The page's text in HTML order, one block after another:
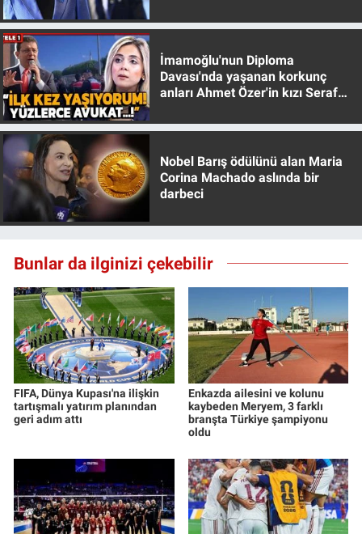
İmamoğlu'nun Diploma
Davası'nda yaşanan korkunç
anları Ahmet Özer'in kızı Seraf
Nobel Barış ödülünü alan Maria
Corina Machado aslında bir
darbeci
Bunlar da ilginizi çekebilir
FIFA, Dünya Kupası'na ilişkin
tartışmalı yatırım planından
geri adım attı
Enkazda ailesini ve kolunu
kaybeden Meryem, 3 farklı
branşta Türkiye şampiyonu
oldu
Teknoloji
Türkiye'nin Geleceği
Türkiye'nin Gündemi
Yerel Gündem
Yerel Yaşam
Canlı Yayın